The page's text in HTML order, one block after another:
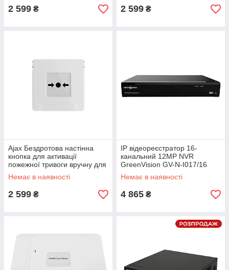
2 599 ₴ 2 599 ₴
Ajax Бездротова настінна
кнопка для активації
пожежної тривоги вручну для
житлових об'єктів Manual Call
Point, jeweller,
Немає в наявності
2 599 ₴
IP відеореєстратор 16-
канальний 12MP NVR
GreenVision GV-N-I017/16
Немає в наявності
4 865 ₴